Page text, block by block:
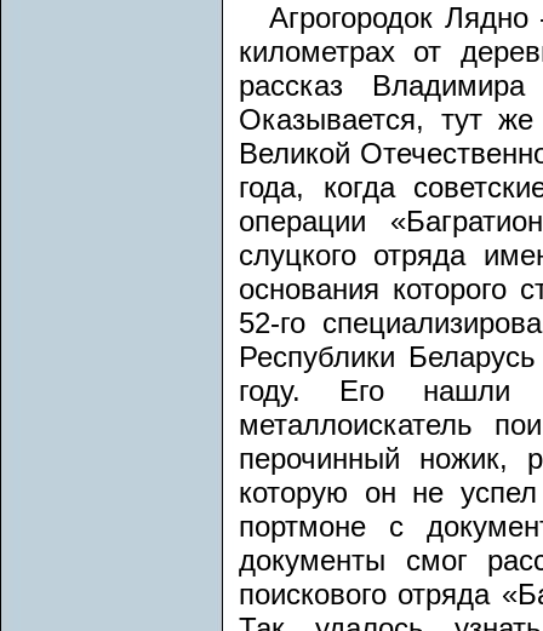
Агрогородок
километрах от
рассказ
Оказывается, тут
Великой
года, когда
операции
слуцкого отряда
основания которого
52-го
Республики
году. Его нашли
металлоискатель
перочинный ножик,
которую он не
портмоне с
документы смог
поискового отряда